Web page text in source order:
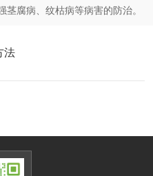
腐病、纹枯病等病害的防治。
法